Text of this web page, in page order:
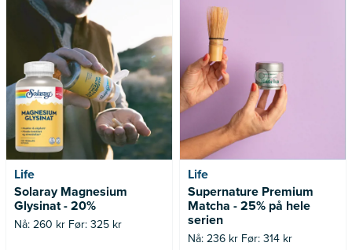
Life
Solaray Magnesium
Glysinat - 20%
Nå: 260 kr Før: 325 kr
Nå: 260 kr Før: 325 kr
Life
Supernature Premium
Matcha - 25% på hele
serien
Nå: 236 kr Før: 314 kr